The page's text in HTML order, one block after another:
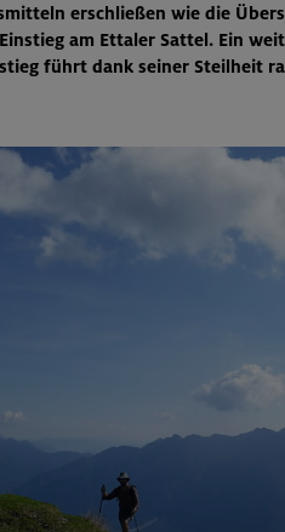
erschließen wie die
am Ettaler Sattel. Ein
führt dank seiner Steilheit